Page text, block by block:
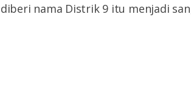
nama Distrik 9 itu menjadi